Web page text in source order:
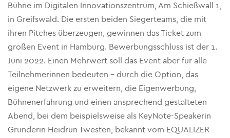
Bühne im Digitalen Innovationszentrum, Am Schießwall 1,
in Greifswald. Die ersten beiden Siegerteams, die mit
ihren Pitches überzeugen, gewinnen das Ticket zum
großen Event in Hamburg. Bewerbungsschluss ist der 1.
Juni 2022. Einen Mehrwert soll das Event aber für alle
Teilnehmerinnen bedeuten – durch die Option, das
eigene Netzwerk zu erweitern, die Eigenwerbung,
Bühnenerfahrung und einen ansprechend gestalteten
Abend, bei dem beispielsweise als KeyNote-Speakerin
Gründerin Heidrun Twesten, bekannt vom EQUALIZER